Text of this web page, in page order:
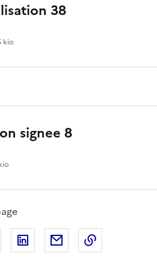
38
kio
signee 8
sur Facebook
Partager sur XPartager sur LinkedIn
Partager par email
Copier le